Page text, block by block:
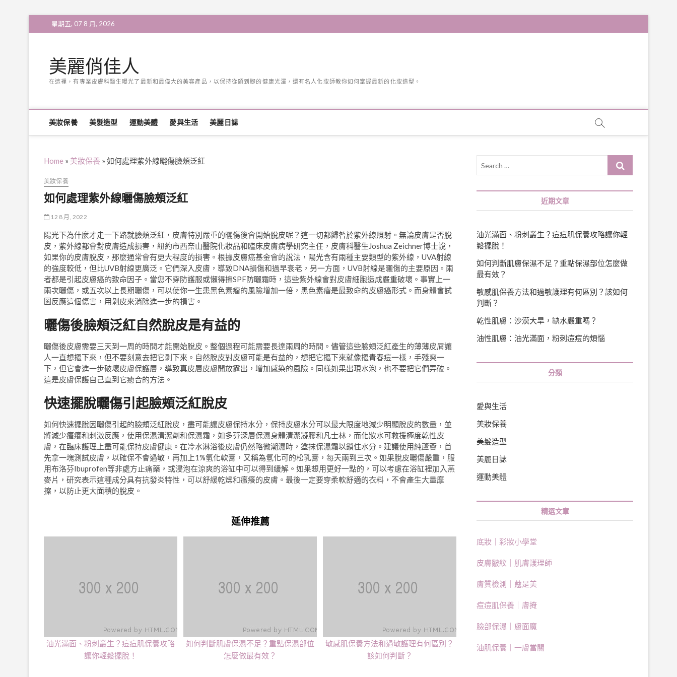
to
星期五, 07 8 月, 2026
美麗俏佳人
在這裡，有專業皮膚科醫生曝光了最新和最偉大的美容產品，以保持從頭到腳的健康光澤，還有名人化妝師教你如何掌握最新的化妝造型。
美妝保養 美髮造型 運動美體 愛與生活 美麗日誌
Home » 美妝保養 » 如何處理紫外線曬傷臉頰泛紅
美妝保養
如何處理紫外線曬傷臉頰泛紅
12 8 月, 2022
陽光下為什麼才走一下路就臉頰泛紅，皮膚特別嚴重的曬傷後會開始脫皮呢？這一切都歸咎於紫外線照射。無論皮膚是否脫
皮，紫外線都會對皮膚造成損害，紐約市西奈山醫院化妝品和臨床皮膚病學研究主任，皮膚科醫生Joshua Zeichner博士說，
如果你的皮膚脫皮，那麼通常會有更大程度的損害。根據皮膚癌基金會的說法，陽光含有兩種主要類型的紫外線，UVA射線
的強度較低，但比UVB射線更廣泛。它們深入皮膚，導致DNA損傷和過早衰老，另一方面，UVB射線是曬傷的主要原因。兩
者都是引起皮膚癌的致命因子。當您不穿防護服或懶得擦SPF防曬霜時，這些紫外線會對皮膚細胞造成嚴重破壞。事實上一
兩次曬傷，或五次以上長期曬傷，可以使你一生患黑色素瘤的風險增加一倍，黑色素瘤是最致命的皮膚癌形式。而身體會試
圖反應這個傷害，用剝皮來消除進一步的損害。
曬傷後臉頰泛紅自然脫皮是有益的
曬傷後皮膚需要三天到一周的時間才能開始脫皮。整個過程可能需要長達兩周的時間。儘管這些臉頰泛紅產生的薄薄皮屑讓
人一直想摳下來，但不要刻意去把它剥下來。自然脫皮對皮膚可能是有益的，想把它摳下來就像摳青春痘一樣，手殘爽一
下，但它會進一步破壞皮膚保護層，導致真皮層皮膚開放露出，增加感染的風險。同樣如果出現水泡，也不要把它們弄破。
這是皮膚保護自己直到它癒合的方法。
快速擺脫曬傷引起臉頰泛紅脫皮
如何快速擺脫因曬傷引起的臉頰泛紅脫皮，盡可能讓皮膚保持水分，保持皮膚水分可以最大限度地減少明顯脫皮的數量，並
將減少瘙癢和刺激反應，使用保濕清潔劑和保濕霜，如多芬深層保濕身體清潔凝膠和凡士林，而化妝水可救援極度乾性皮
膚，在臨床護理上盡可能保持皮膚健康。在冷水淋浴後皮膚仍然略微潮濕時，塗抹保濕霜以鎖住水分。建議使用純蘆薈，首
先拿一塊測試皮膚，以確保不會過敏，再加上1%氫化軟膏，又稱為氫化可的松乳膏，每天兩到三次。如果脫皮曬傷嚴重，服
用布洛芬Ibuprofen等非處方止痛藥，或浸泡在涼爽的浴缸中可以得到緩解。如果想用更好一點的，可以考慮在浴缸裡加入燕
麥片，研究表示這種成分具有抗發炎特性，可以舒緩乾燥和瘙癢的皮膚。最後一定要穿柔軟舒適的衣料，不會產生大量摩
擦，以防止更大面積的脫皮。
延伸推薦
油光滿面、粉刺叢生？痘痘肌保養攻略
讓你輕鬆擺脫！
如何判斷肌膚保濕不足？重點保濕部位
怎麼做最有效？
敏感肌保養方法和過敏護理有何區別？
該如何判斷？
Search
近期文章
油光滿面、粉刺叢生？痘痘肌保養攻略讓你輕
鬆擺脫！
如何判斷肌膚保濕不足？重點保濕部位怎麼做
最有效？
敏感肌保養方法和過敏護理有何區別？該如何
判斷？
乾性肌膚：沙漠大旱，缺水嚴重嗎？
油性肌膚：油光滿面，粉刺痘痘的煩惱
分類
愛與生活
美妝保養
美髮造型
美麗日誌
運動美體
精選文章
底妝｜彩妝小學堂
皮膚皺紋｜肌膚護理師
膚質檢測｜蔻是美
痘痘肌保養｜膚掩
臉部保濕｜膚面魔
油肌保養｜一膚當關